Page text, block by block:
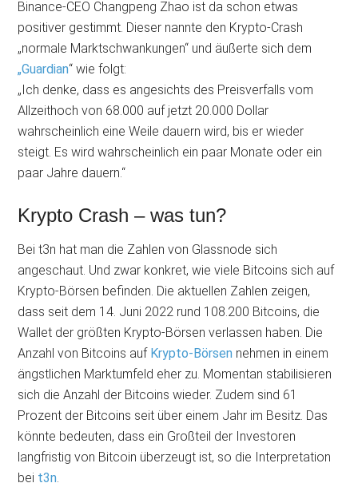
Binance-CEO Changpeng Zhao ist da schon etwas
positiver gestimmt. Dieser nannte den Krypto-Crash
„normale Marktschwankungen“ und äußerte sich dem
„Guardian“ wie folgt:
„Ich denke, dass es angesichts des Preisverfalls vom
Allzeithoch von 68.000 auf jetzt 20.000 Dollar
wahrscheinlich eine Weile dauern wird, bis er wieder
steigt. Es wird wahrscheinlich ein paar Monate oder ein
paar Jahre dauern.“
Krypto Crash – was tun?
Bei t3n hat man die Zahlen von Glassnode sich
angeschaut. Und zwar konkret, wie viele Bitcoins sich auf
Krypto-Börsen befinden. Die aktuellen Zahlen zeigen,
dass seit dem 14. Juni 2022 rund 108.200 Bitcoins, die
Wallet der größten Krypto-Börsen verlassen haben. Die
Anzahl von Bitcoins auf Krypto-Börsen nehmen in einem
ängstlichen Marktumfeld eher zu. Momentan stabilisieren
sich die Anzahl der Bitcoins wieder. Zudem sind 61
Prozent der Bitcoins seit über einem Jahr im Besitz. Das
könnte bedeuten, dass ein Großteil der Investoren
langfristig von Bitcoin überzeugt ist, so die Interpretation
bei t3n.